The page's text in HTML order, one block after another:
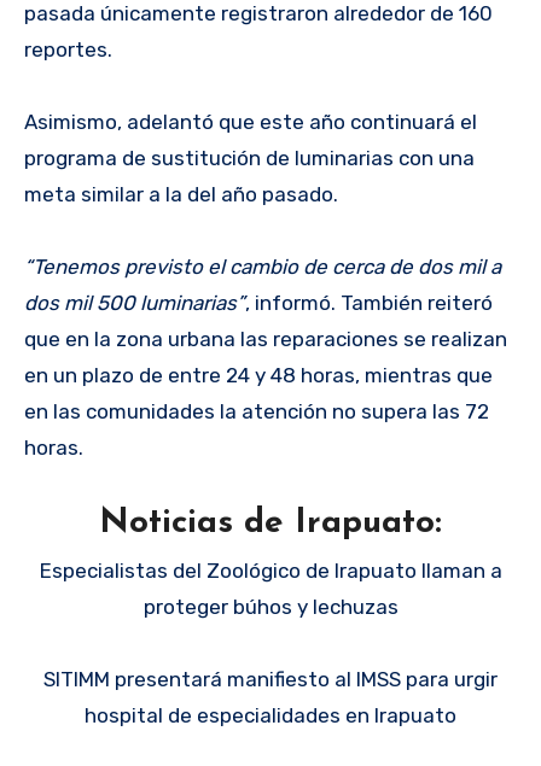
pasada únicamente registraron alrededor de 160
reportes.
Asimismo, adelantó que este año continuará el
programa de sustitución de luminarias con una
meta similar a la del año pasado.
“Tenemos previsto el cambio de cerca de dos mil a
dos mil 500 luminarias”, informó. También reiteró
que en la zona urbana las reparaciones se realizan
en un plazo de entre 24 y 48 horas, mientras que
en las comunidades la atención no supera las 72
horas.
Noticias de Irapuato:
Especialistas del Zoológico de Irapuato llaman a
proteger búhos y lechuzas
SITIMM presentará manifiesto al IMSS para urgir
hospital de especialidades en Irapuato